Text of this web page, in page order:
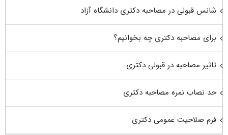
شانس قبولی در مصاحبه دکتری دانشگاه آزاد
برای مصاحبه دکتری چه بخوانیم؟
تاثیر مصاحبه در قبولی دکتری
حد نصاب نمره مصاحبه دکتری
فرم صلاحیت عمومی دکتری